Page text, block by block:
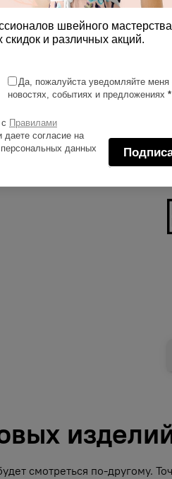
смотреться по-другому.
швейного
и различных акций.
Да, пожалуйста уведомляйте меня
новостях, событиях и предложениях *
Правилами
даете согласие на
данных